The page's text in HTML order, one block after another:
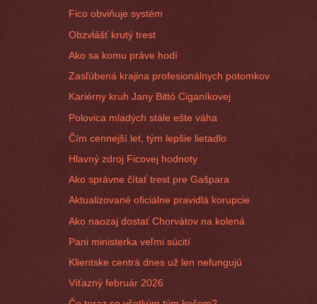
Fico obviňuje systém
Obzvlášť krutý trest
Ako sa komu práve hodí
Zasľúbená krajina profesionálnych potomkov
Kariérny kruh Jany Bittó Ciganíkovej
Polovica mladých stále ešte váha
Čím cennejší let, tým lepšie lietadlo
Hlavný zdroj Ficovej hodnoty
Ako správne čítať trest pre Gašpara
Aktualizované oficiálne pravidlá korupcie
Ako naozaj dostať Chorvátov na kolená
Pani ministerka veľmi súcití
Klientske centrá dnes už len nefungujú
Víťazný február 2026